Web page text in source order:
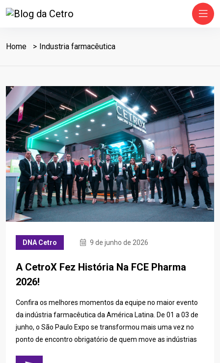
Home Industria farmacêutica
DNA Cetro 9 de junho de 2026
A CetroX Fez História Na FCE Pharma
2026!
Confira os melhores momentos da equipe no maior evento
da indústria farmacêutica da América Latina. De 01 a 03 de
junho, o São Paulo Expo se transformou mais uma vez no
ponto de encontro obrigatório de quem move as indústrias